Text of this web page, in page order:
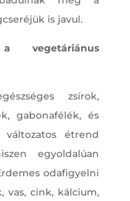
is javul.
vegetáriánus
zsírok,
gabonafélék, és
változatos étrend
egyoldalúan
odafigyelni
vas, cink, kálcium,